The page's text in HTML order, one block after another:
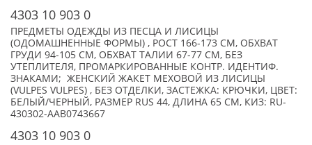
4303 10 903 0
ПРЕДМЕТЫ ОДЕЖДЫ ИЗ ПЕСЦА И ЛИСИЦЫ
(ОДОМАШНЕННЫЕ ФОРМЫ) , РОСТ 166-173 СМ, ОБХВАТ
ГРУДИ 94-105 СМ, ОБХВАТ ТАЛИИ 67-77 СМ, БЕЗ
УТЕПЛИТЕЛЯ, ПРОМАРКИРОВАННЫЕ КОНТР. ИДЕНТИФ.
ЗНАКАМИ; ЖЕНСКИЙ ЖАКЕТ МЕХОВОЙ ИЗ ЛИСИЦЫ
(VULPES VULPES) , БЕЗ ОТДЕЛКИ, ЗАСТЕЖКА: КРЮЧКИ, ЦВЕТ:
БЕЛЫЙ/ЧЕРНЫЙ, РАЗМЕР RUS 44, ДЛИНА 65 СМ, КИЗ: RU-
430302-AAB0743667
4303 10 903 0